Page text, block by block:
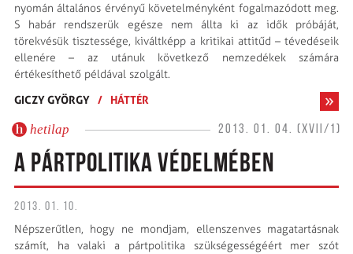
nyomán általános érvényű követelményként fogalmazódott meg.
S habár rendszerük egésze nem állta ki az idők próbáját,
törekvésük tisztessége, kiváltképp a kritikai attitűd – tévedéseik
ellenére – az utánuk következő nemzedékek számára
értékesíthető példával szolgált.
GICZY GYÖRGY / HÁTTÉR
hetilap 2013. 01. 04. (XVII/1)
A PÁRTPOLITIKA VÉDELMÉBEN
2013. 01. 10.
Népszerűtlen, hogy ne mondjam, ellenszenves magatartásnak
számít, ha valaki a pártpolitika szükségességéért mer szót